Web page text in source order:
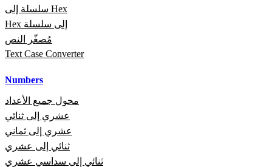
سلسلة إلى Hex
Hex إلى سلسلة
مُصغّر النص
Text Case Converter
Numbers
محول جميع الأعداد
عشري إلى ثنائي
عشري إلى ثماني
ثنائي إلى عشري
ثنائي إلى سداسي عشري